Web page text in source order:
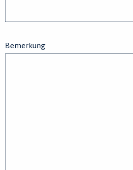
Bemerkung